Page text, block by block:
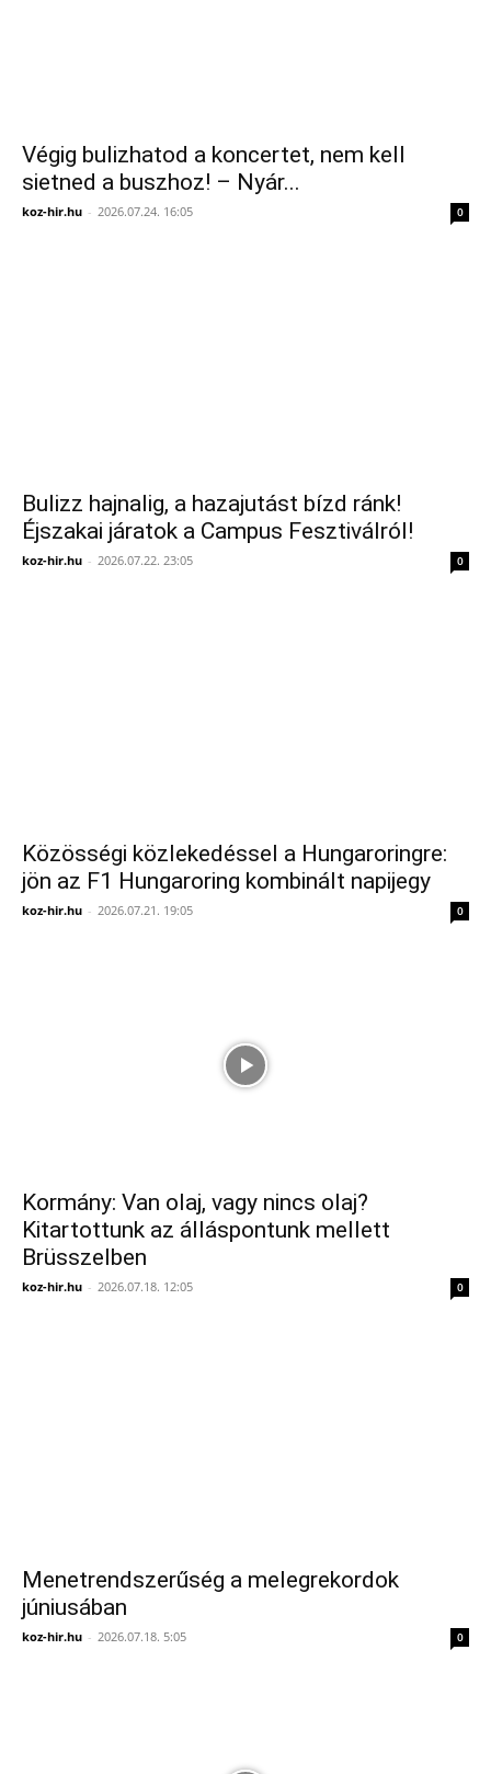
Végig bulizhatod a koncertet, nem kell
sietned a buszhoz! – Nyár...
koz-hir.hu - 2026.07.24. 16:05 0
Bulizz hajnalig, a hazajutást bízd ránk!
Éjszakai járatok a Campus Fesztiválról!
koz-hir.hu - 2026.07.22. 23:05 0
Közösségi közlekedéssel a Hungaroringre:
jön az F1 Hungaroring kombinált napijegy
koz-hir.hu - 2026.07.21. 19:05 0
Kormány: Van olaj, vagy nincs olaj?
Kitartottunk az álláspontunk mellett
Brüsszelben
koz-hir.hu - 2026.07.18. 12:05 0
Menetrendszerűség a melegrekordok
júniusában
koz-hir.hu - 2026.07.18. 5:05 0